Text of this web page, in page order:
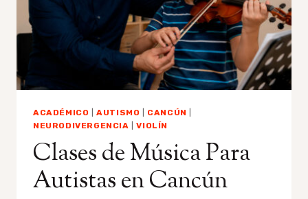
ACADÉMICO |AUTISMO CANCÚN
NEURODIVERGENCIA
|VIOLÍN
Clases de Música Para
Autistas en Cancún